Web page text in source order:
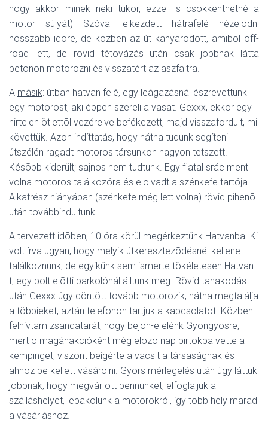
hogy akkor minek neki tükör, ezzel is csökkenthetné a
motor súlyát) Szóval elkezdett hátrafelé nézelõdni
hosszabb idõre, de közben az út kanyarodott, amibõl off-
road lett, de rövid tétovázás után csak jobbnak látta
betonon motorozni és visszatért az aszfaltra.
A másik: útban hatvan felé, egy leágazásnál észrevettünk
egy motorost, aki éppen szereli a vasat. Gexxx, ekkor egy
hirtelen ötlettõl vezérelve befékezett, majd visszafordult, mi
követtük. Azon indíttatás, hogy hátha tudunk segíteni
útszélén ragadt motoros társunkon nagyon tetszett.
Késõbb kiderült; sajnos nem tudtunk. Egy fiatal srác ment
volna motoros találkozóra és elolvadt a szénkefe tartója.
Alkatrész hiányában (szénkefe még lett volna) rövid pihenõ
után továbbindultunk.
A tervezett idõben, 10 óra körül megérkeztünk Hatvanba. Ki
volt írva ugyan, hogy melyik útkeresztezõdésnél kellene
találkoznunk, de egyikünk sem ismerte tökéletesen Hatvan-
t, egy bolt elõtti parkolónál álltunk meg. Rövid tanakodás
után Gexxx úgy döntött tovább motorozik, hátha megtalálja
a többieket, aztán telefonon tartjuk a kapcsolatot. Közben
felhívtam zsandatarát, hogy bejön-e elénk Gyöngyösre,
mert õ magánakcióként még elõzõ nap birtokba vette a
kempinget, viszont beígérte a vacsit a társaságnak és
ahhoz be kellett vásárolni. Gyors mérlegelés után úgy láttuk
jobbnak, hogy megvár ott bennünket, elfoglaljuk a
szálláshelyet, lepakolunk a motorokról, így több hely marad
a vásárláshoz.